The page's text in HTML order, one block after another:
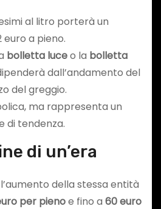
al litro porterà un
euro a pieno.
bolletta luceo la bolletta
dall’andamento del
del greggio.
ma rappresenta un
di tendenza.
di un’era
della stessa entità
per pienoe fino a 60 euro